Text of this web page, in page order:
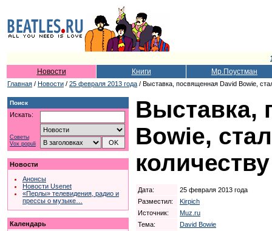
Новости Книги Мр.Поустман
Главная / Новости / 25 февраля 2013 года / Выставка, посвященная David Bowie,
Поиск
Искать:
Советы
Vox populi
Новости
Анонсы
Новости Usenet
«Перлы» телевидения, радио и
прессы о музыке…
Календарь
Выставка,
Bowie,
Дата:
25 февраля 2013 года
Разместил:
Kirpich
Источник:
Muz.ru
Тема:
David Bowie